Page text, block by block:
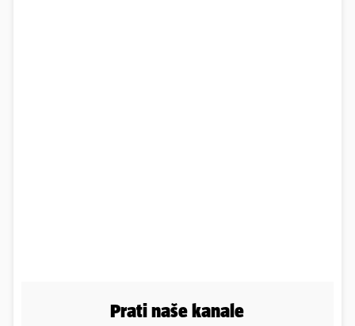
Prati naše kanale